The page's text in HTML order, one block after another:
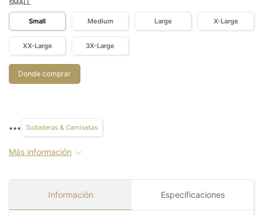
SMALL
Small Medium Large X-Large
XX-Large 3X-Large
Donde comprar
••• Sudaderas & Camisetas
Más información
Información Especificaciones